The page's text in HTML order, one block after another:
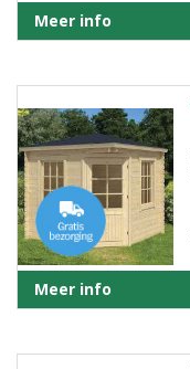
Meer info
Meer info